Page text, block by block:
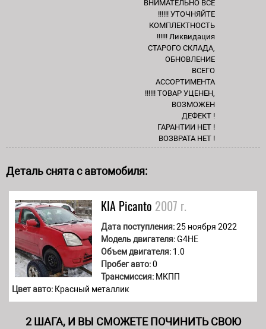
ВНИМАТЕЛЬНО ВСЁ
!!!!!! УТОЧНЯЙТЕ
КОМПЛЕКТНОСТЬ
!!!!!! Ликвидация
СТАРОГО СКЛАДА,
ОБНОВЛЕНИЕ
ВСЕГО
АССОРТИМЕНТА
!!!!!! ТОВАР УЦЕНЕН,
ВОЗМОЖЕН
ДЕФЕКТ !
ГАРАНТИИ НЕТ !
ВОЗВРАТА НЕТ !
Деталь снята с автомобиля:
KIA Picanto 2007 г.
Дата поступления:25 ноября 2022
Модель двигателя:G4HE
Объем двигателя: 1.0
Пробег авто:0
Трансмиссия: МКПП
Цвет авто: Красный металлик
2 ШАГА, И ВЫ СМОЖЕТЕ ПОЧИНИТЬ СВОЮ